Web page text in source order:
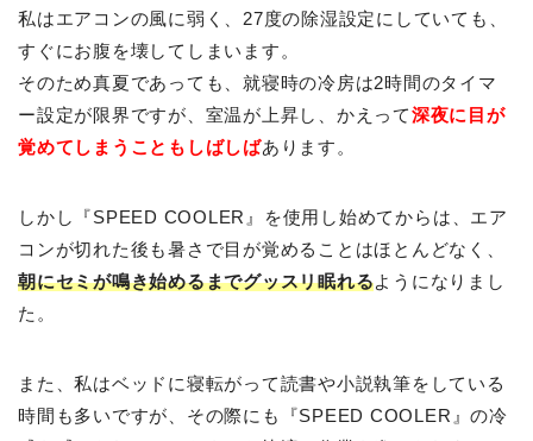
私はエアコンの風に弱く、27度の除湿設定にしていても、
すぐにお腹を壊してしまいます。
そのため真夏であっても、就寝時の冷房は2時間のタイマ
ー設定が限界ですが、室温が上昇し、かえって深夜に目が
覚めてしまうこともしばしばあります。
しかし『SPEED COOLER』を使用し始めてからは、エア
コンが切れた後も暑さで目が覚めることはほとんどなく、
朝にセミが鳴き始めるまでグッスリ眠れるようになりまし
た。
また、私はベッドに寝転がって読書や小説執筆をしている
時間も多いですが、その際にも『SPEED COOLER』の冷